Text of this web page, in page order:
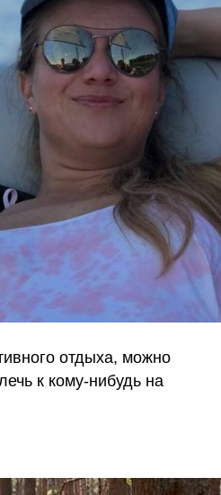
отдыха, можно
к кому-нибудь на